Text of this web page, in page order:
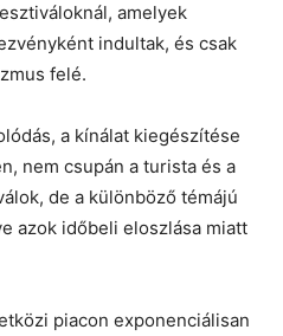
amelyek
indultak, és csak
felé.
a kínálat kiegészítése
nem csupán a turista és a
de a különböző témájú
azok időbeli eloszlása miatt
piacon exponenciálisan